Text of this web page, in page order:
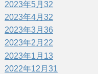
2023年5月 32
2023年4月 32
2023年3月 36
2023年2月 22
2023年1月 13
2022年12月 31